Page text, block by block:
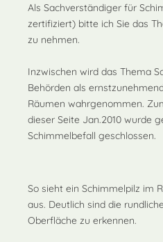
Als Sachverständiger für
zertifiziert) bitte ich Sie das
zu nehmen.
Inzwischen wird das Thema
Behörden als
Räumen wahrgenommen.
dieser Seite Jan.2010 wurde
Schimmelbefall geschlossen.
So sieht ein Schimmelpilz im
aus. Deutlich sind die
Oberfläche zu erkennen.